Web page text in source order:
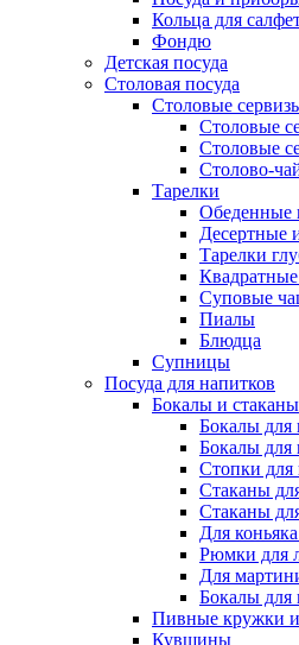
Кольца для
Фондю
Детская посуда
Столовая посуда
Столовые
Столовые
Столовые
Столово-
Тарелки
Обеденные
Десертные
Тарелки
Квадратные
Суповые
Пиалы
Блюдца
Супницы
Посуда для напитков
Бокалы и стаканы
Бокалы для
Бокалы для
Стопки для
Стаканы
Стаканы
Для
Рюмки для
Для
Бокалы для
Пивные кружки
Кувшины